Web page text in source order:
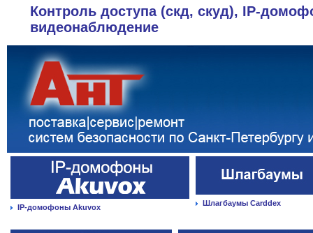
Контроль доступа (скд, скуд), IP-
видеонаблюдение
IP-домофоны Akuvox Шлагбаумы Carddex